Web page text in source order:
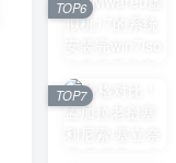
TOP6
TOP7